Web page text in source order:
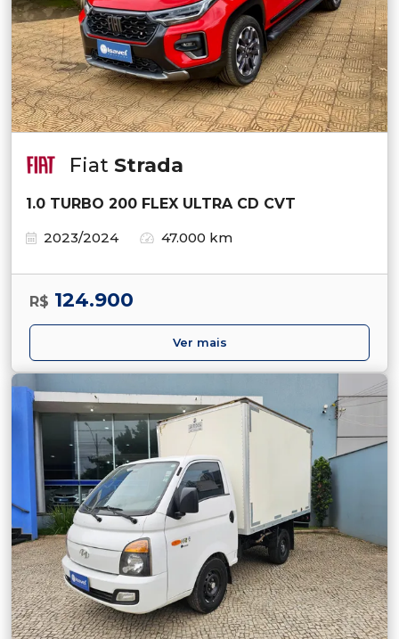
Fiat Strada
1.0 TURBO 200 FLEX ULTRA CD CVT
2023/2024
47.000 km
R$ 124.900
Ver mais